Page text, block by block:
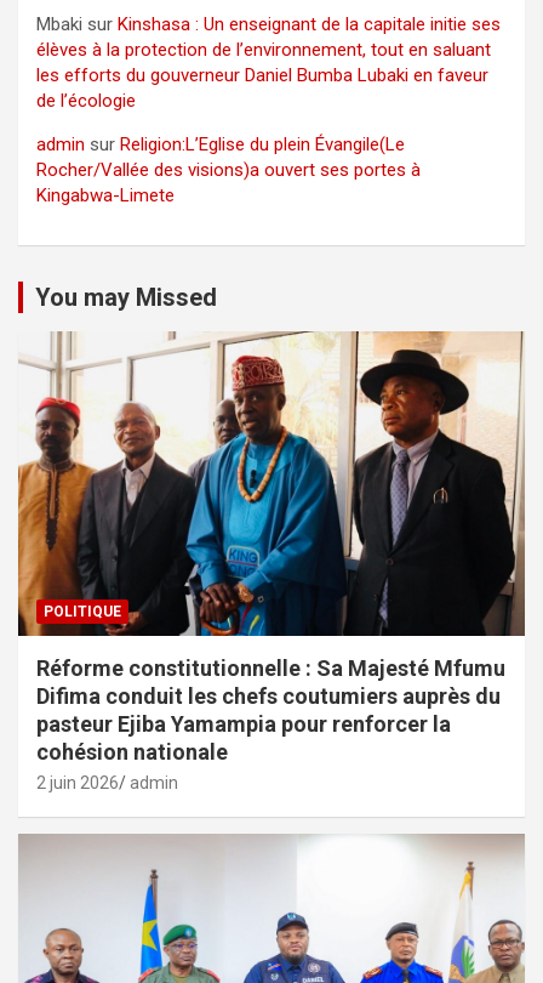
Mbaki sur Kinshasa : Un enseignant de la capitale initie ses
élèves à la protection de l’environnement, tout en saluant
les efforts du gouverneur Daniel Bumba Lubaki en faveur
de l’écologie
admin sur Religion:L’Eglise du plein Évangile(Le
Rocher/Vallée des visions)a ouvert ses portes à
Kingabwa-Limete
You may Missed
POLITIQUE
Réforme constitutionnelle : Sa Majesté Mfumu
Difima conduit les chefs coutumiers auprès du
pasteur Ejiba Yamampia pour renforcer la
cohésion nationale
2 juin 2026 admin